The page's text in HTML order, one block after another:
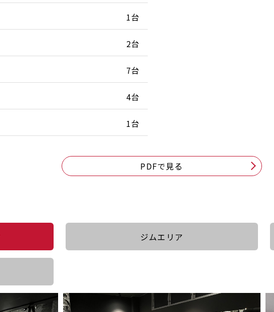
1台
2台
7台
4台
1台
PDFで見る
ジムエリア